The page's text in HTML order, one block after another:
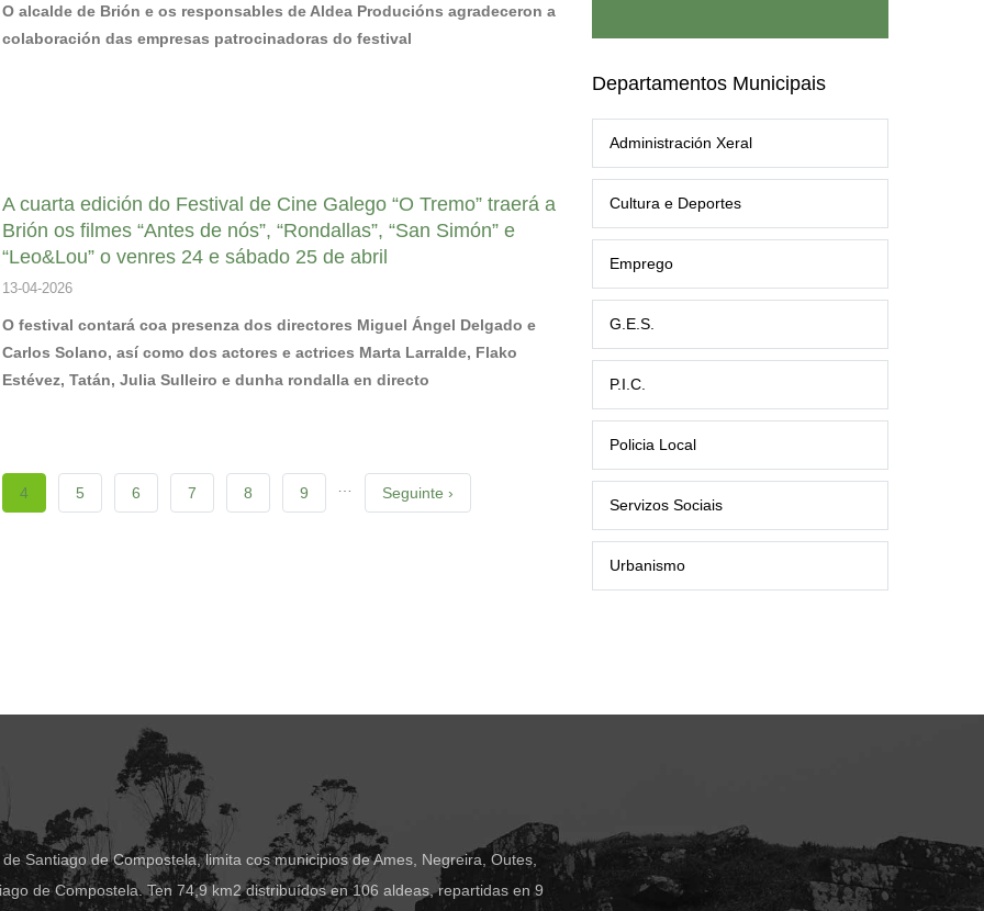
O alcalde de Brión e os responsables de Aldea Producións agradeceron a
colaboración das empresas patrocinadoras do festival
A cuarta edición do Festival de Cine Galego “O Tremo” traerá a
Brión os filmes “Antes de nós”, “Rondallas”, “San Simón” e
“Leo&Lou” o venres 24 e sábado 25 de abril
13-04-2026
O festival contará coa presenza dos directores Miguel Ángel Delgado e
Carlos Solano, así como dos actores e actrices Marta Larralde, Flako
Estévez, Tatán, Julia Sulleiro e dunha rondalla en directo
Current
4 Páxina
5 Páxina
6 Páxina
7 Páxina
8 Páxina
9 Next
Seguinte ›
Departamentos Municipais
Administración Xeral
Cultura e Deportes
Emprego
G.E.S.
P.I.C.
Policia Local
Servizos Sociais
Urbanismo
Santiago de Compostela, limita cos municipios de Ames, Negreira, Outes,
de Compostela. Ten 74,9 km2 distribuídos en 106 aldeas, repartidas en 9